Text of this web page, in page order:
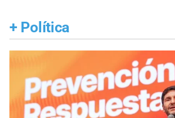
+ Política